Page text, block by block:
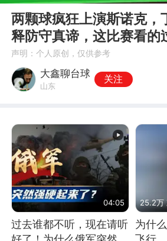
两颗球疯狂上演斯诺克，
释防守真谛，这比赛看的
声明：个人原创，仅供参考
大鑫聊台球
山东
关注
04:05
过去谁都不听，现在请听
25.2万
为什